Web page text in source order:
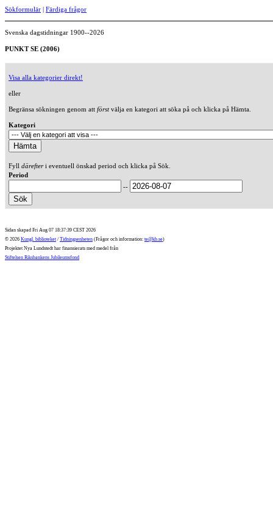
Sökformulär | Färdiga frågor
Svenska dagstidningar 1900--2026
PUNKT SE (2006)
Visa alla kategorier direkt!
eller
Begränsa sökningen genom att förstvälja en kategori att söka på och klicka på Hämta.
Kategori
Fyll därefteri eventuell önskad period och klicka på Sök.
Period
--
Sidan skapad Fri Aug 07 18:37:39 CEST 2026
© 2026 Kungl. biblioteket / Tidningsenheten (Frågor och information: te@kb.se)
Projektet Nya Lundstedt har finansierats med medel från
Stiftelsen Riksbankens Jubileumsfond